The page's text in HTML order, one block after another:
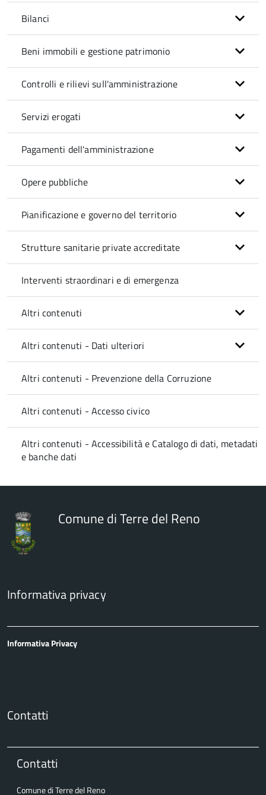
Bilanci
Beni immobili e gestione patrimonio
Controlli e rilievi sull'amministrazione
Servizi erogati
Pagamenti dell'amministrazione
Opere pubbliche
Pianificazione e governo del territorio
Strutture sanitarie private accreditate
Interventi straordinari e di emergenza
Altri contenuti
Altri contenuti - Dati ulteriori
Altri contenuti - Prevenzione della Corruzione
Altri contenuti - Accesso civico
Altri contenuti - Accessibilità e Catalogo di dati, metadati
e banche dati
Comune di Terre del Reno
Informativa privacy
Informativa Privacy
Contatti
Contatti
Comune di Terre del Reno